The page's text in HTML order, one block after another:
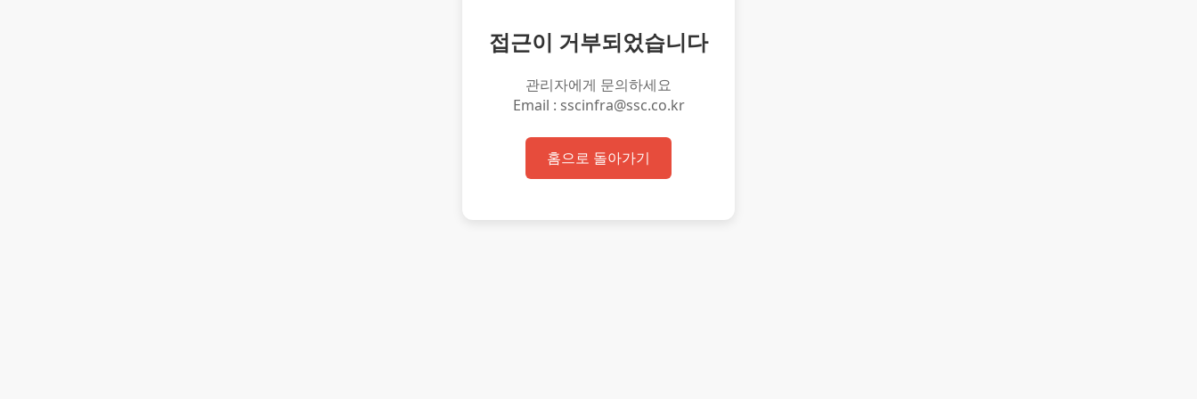
접근이 거부되었습니다
관리자에게 문의하세요
Email : sscinfra@ssc.co.kr
홈으로 돌아가기